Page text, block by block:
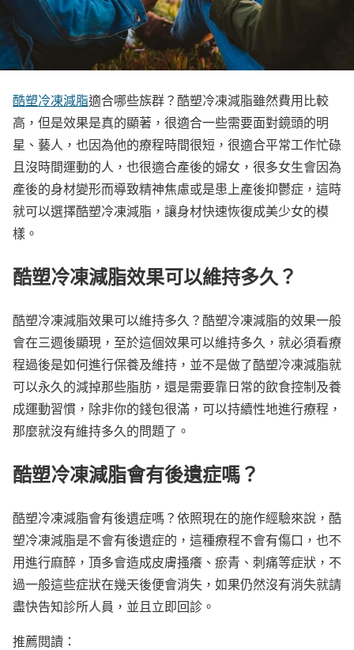
酷塑冷凍減脂適合哪些族群？酷塑冷凍減脂雖然費用比較
高，但是效果是真的顯著，很適合一些需要面對鏡頭的明
星、藝人，也因為他的療程時間很短，很適合平常工作忙碌
且沒時間運動的人，也很適合產後的婦女，很多女生會因為
產後的身材變形而導致精神焦慮或是患上產後抑鬱症，這時
就可以選擇酷塑冷凍減脂，讓身材快速恢復成美少女的模
樣。
酷塑冷凍減脂效果可以維持多久？
酷塑冷凍減脂效果可以維持多久？酷塑冷凍減脂的效果一般
會在三週後顯現，至於這個效果可以維持多久，就必須看療
程過後是如何進行保養及維持，並不是做了酷塑冷凍減脂就
可以永久的減掉那些脂肪，還是需要靠日常的飲食控制及養
成運動習慣，除非你的錢包很滿，可以持續性地進行療程，
那麼就沒有維持多久的問題了。
酷塑冷凍減脂會有後遺症嗎？
酷塑冷凍減脂會有後遺症嗎？依照現在的施作經驗來說，酷
塑冷凍減脂是不會有後遺症的，這種療程不會有傷口，也不
用進行麻醉，頂多會造成皮膚搔癢、瘀青、刺痛等症狀，不
過一般這些症狀在幾天後便會消失，如果仍然沒有消失就請
盡快告知診所人員，並且立即回診。
推薦閱讀：